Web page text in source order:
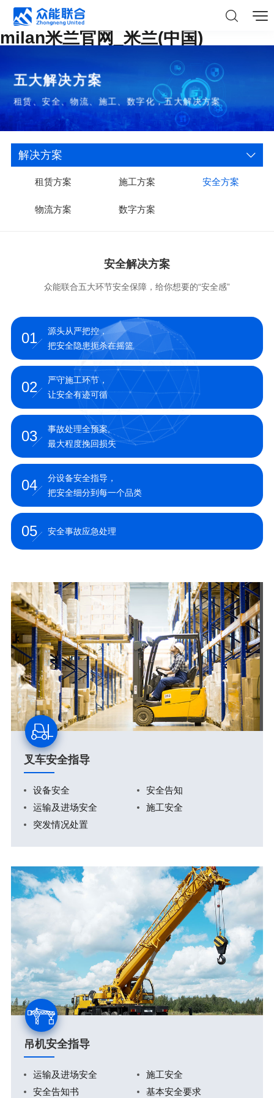
milan米兰官网_米兰(中国)
五大解决方案
租赁、安全、物流、施工、数字化，五大解决方案
解决方案
租赁方案 施工方案 安全方案
物流方案 数字方案
安全解决方案
众能联合五大环节安全保障，给你想要的“安全感”
01
源头从严把控，
把安全隐患扼杀在摇篮
02
严守施工环节，
让安全有迹可循
03
事故处理全预案,
最大程度挽回损失
04
分设备安全指导，
把安全细分到每一个品类
05 安全事故应急处理
叉车安全指导
设备安全
安全告知
运输及进场安全
施工安全
突发情况处置
吊机安全指导
运输及进场安全
施工安全
安全告知书
基本安全要求